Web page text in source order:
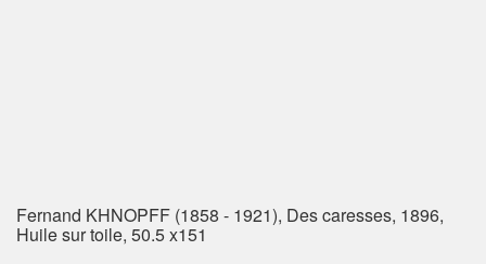
Fernand KHNOPFF (1858 - 1921), Des caresses, 1896,
Huile sur toile, 50.5 x151